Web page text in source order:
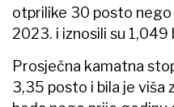
otprilike 30 posto
2023. i iznosili su 1,049
Prosječna kamatna
3,35 posto i bila je